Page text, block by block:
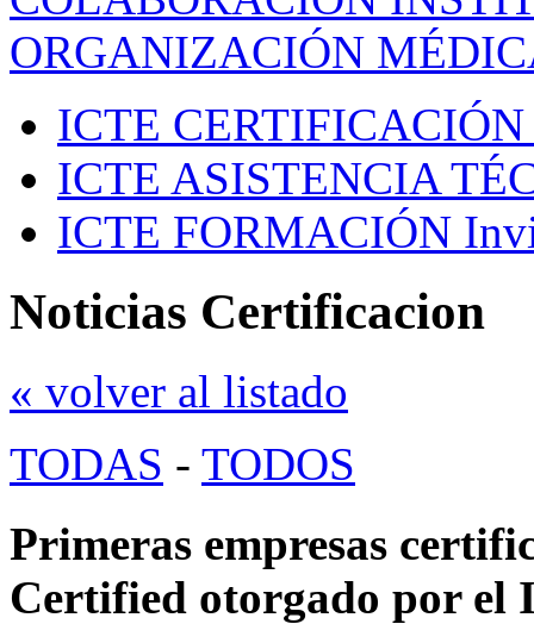
ORGANIZACIÓN
ICTE CERTIFICACIÓN
ICTE ASISTENCIA
ICTE FORMACIÓN
Noticias Certificacion
« volver al listado
TODAS - TODOS
Primeras empresas
Certified otorgado por el